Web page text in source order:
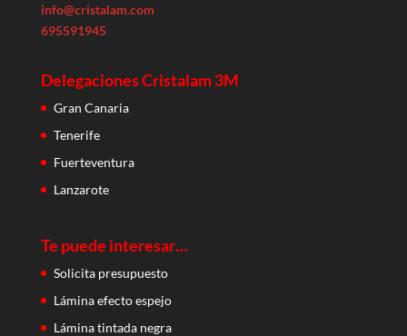
info@cristalam.com
695591945
Delegaciones Cristalam 3M
Gran Canaria
Tenerife
Fuerteventura
Lanzarote
Te puede interesar…
Solicita presupuesto
Lámina efecto espejo
Lámina tintada negra